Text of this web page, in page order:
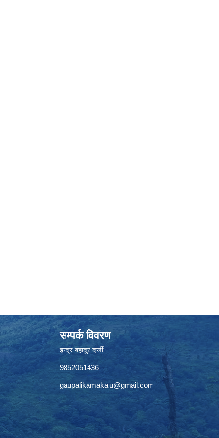
सम्पर्क विवरण
इन्द्र बहादुर दर्जी
9852051436
gaupalikamakalu@gmail.com